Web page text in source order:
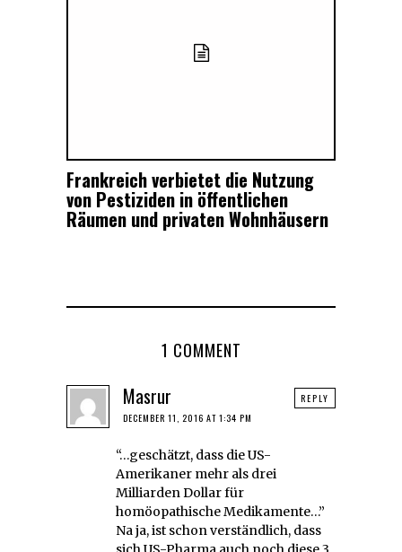
Frankreich verbietet die Nutzung
von Pestiziden in öffentlichen
Räumen und privaten Wohnhäusern
1 COMMENT
Masrur
DECEMBER 11, 2016 AT 1:34 PM
“…geschätzt, dass die US-
Amerikaner mehr als drei
Milliarden Dollar für
homöopathische Medikamente…”
Na ja, ist schon verständlich, dass
REPLY